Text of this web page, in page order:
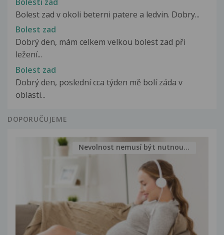
Bolest zad v okoli beterni patere a ledvin. Dobry...
Bolest zad
Dobrý den, mám celkem velkou bolest zad při
ležení...
Bolest zad
Dobrý den, poslední cca týden mě bolí záda v
oblasti...
DOPORUČUJEME
Nevolnost nemusí být nutnou...